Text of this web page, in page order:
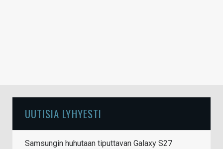
UUTISIA LYHYESTI
Samsungin huhutaan tiputtavan Galaxy S27